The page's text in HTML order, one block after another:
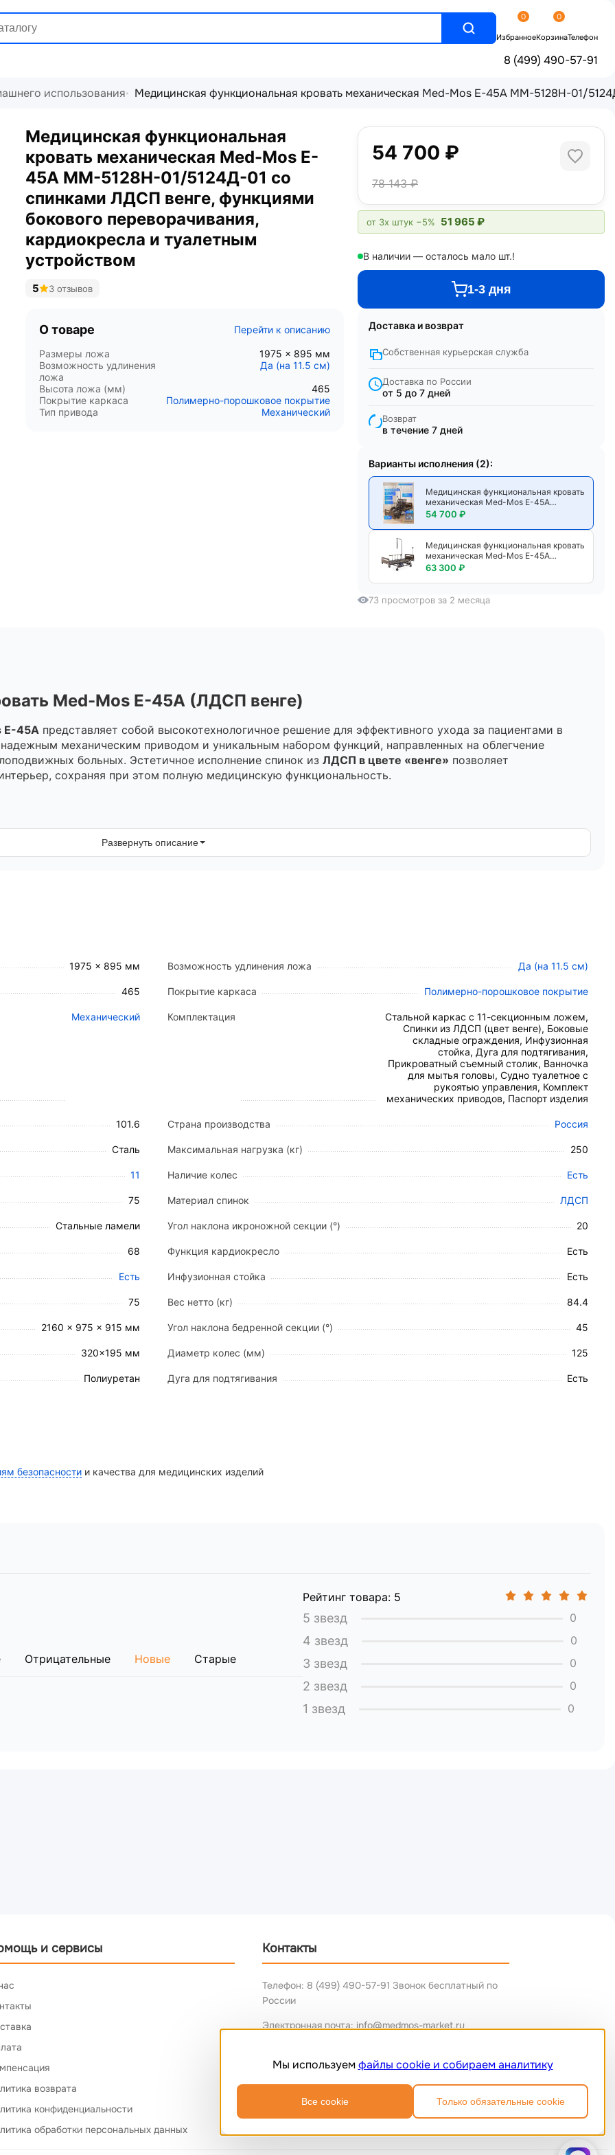
0
Избранное
0
КорзинаТелефон
8 (499) 490-57-91
использования Медицинская функциональная кровать механическая Med-Mos E-45А ММ-5128Н-01/
Медицинская функциональная
кровать механическая Med-Mos E-
45А ММ-5128Н-01/5124Д-01 со
спинками ЛДСП венге, функциями
бокового переворачивания,
кардиокресла и туалетным
устройством
5 3 отзывов
О товаре Перейти к описанию
Размеры ложа
1975 x 895 мм
Возможность удлинения
ложа
Да (на 11.5 см)
Высота ложа (мм)
465
Покрытие каркаса
Полимерно-порошковое покрытие
Тип привода
Механический
54 700 ₽
78 143 ₽
от 3х штук −5% 51 965 ₽
В наличии — осталось мало шт.!
1-3 дня
Доставка и возврат
Собственная курьерская служба
Доставка по России
от 5 до 7 дней
Возврат
в течение 7 дней
Варианты исполнения (2):
Медицинская функциональная кровать
механическая Med-Mos E-45А
ММ-5128Н-01/5124Д-01 со спинками
переворачивания, кардиокресла и
туалетным устройством
54 700 ₽
Медицинская функциональная кровать
механическая Med-Mos E-45А
ММ-5128Н-01/5124Д-01 со спинками
переворачивания, кардиокресла и
туалетным устройством, с матрасом
63 300 ₽
73 просмотров за 2 месяца
Med-Mos E-45А (ЛДСП венге)
E-45A представляет собой высокотехнологичное решение для эффективного ухода за пациентами в
механическим приводом и уникальным набором функций, направленных на облегчение
больных. Эстетичное исполнение спинок из ЛДСП в цвете «венге» позволяет
сохраняя при этом полную медицинскую функциональность.
обеспечивающих максимальный комфорт пациента и удобство для персонала:
спинные и тазовые секции (до 75°), что необходимо для профилактики пролежней и
складными S-образными рукоятками обеспечивают плавную регулировку без рывков и лишних усилий.
поддержки, анатомические тазовые секции и регулируемые опоры для ног. Стальные ламели
125 мм с индивидуальными тормозными фиксаторами позволяют легко перемещать кровать
мм
удлинения на 110 мм)
комплектации)
— 1 шт.
Развернуть описание
1975 x 895 мм Возможность удлинения ложа Да (на 11.5 см)
465 Покрытие каркаса Полимерно-порошковое покрытие
Механический Комплектация
Стальной каркас с 11-секционным ложем,
Спинки из ЛДСП (цвет венге), Боковые
складные ограждения, Инфузионная
стойка, Дуга для подтягивания,
Прикроватный съемный столик, Ванночка
для мытья головы, Судно туалетное с
рукоятью управления, Комплект
механических приводов, Паспорт изделия
101.6 Страна производства Россия
Сталь Максимальная нагрузка (кг) 250
11 Наличие колес Есть
75 Материал спинок ЛДСП
Стальные ламели Угол наклона икроножной секции (°) 20
68 Функция кардиокресло Есть
Есть Инфузионная стойка Есть
75 Вес нетто (кг) 84.4
2160 x 975 x 915 мм Угол наклона бедренной секции (°) 45
320×195 мм Диаметр колес (мм) 125
Полиуретан Дуга для подтягивания Есть
безопасности и качества для медицинских изделий
Отрицательные Новые Старые
Рейтинг товара: 5
5 звезд 0
4 звезд 0
3 звезд 0
2 звезд 0
1 звезд 0
и сервисы
возврата
конфиденциальности
обработки персональных данных
Контакты
Телефон: 8 (499) 490-57-91 Звонок бесплатный по
России
Электронная почта: info@medmos-market.ru
Мы используемфайлы cookie и собираем аналитику
Все cookie Только обязательные cookie